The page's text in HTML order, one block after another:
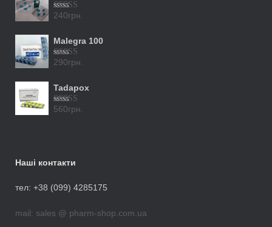
Оцінено в
240грн.
Malegra 100
Оцінено в
290грн.
Tadapox
Оцінено в
560грн.
Наші контакти
тел: +38 (099) 4285175
mail: sales @ pharm-shop.com.ua